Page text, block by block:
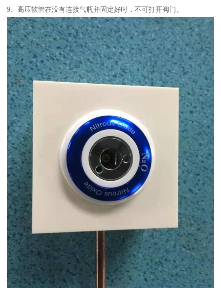
9、高压软管在没有连接气瓶并固定好时，不可打开阀门。